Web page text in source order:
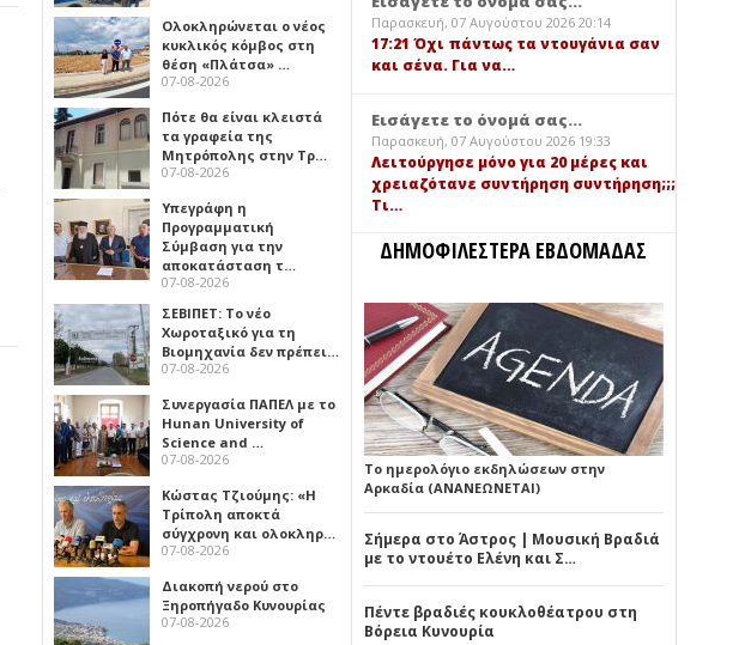
Ολοκληρώνεται ο νέος
κυκλικός κόμβος στη
θέση «Πλάτσα» …
07-08-2026
Πότε θα είναι κλειστά
τα γραφεία της
Μητρόπολης στην Τρ…
07-08-2026
Υπεγράφη η
Προγραμματική
Σύμβαση για την
αποκατάσταση τ…
07-08-2026
ΣΕΒΙΠΕΤ: Το νέο
Χωροταξικό για τη
Βιομηχανία δεν πρέπει…
07-08-2026
Συνεργασία ΠΑΠΕΛ με το
Hunan University of
Science and …
07-08-2026
Κώστας Τζιούμης: «Η
Τρίπολη αποκτά
σύγχρονη και ολοκληρ…
07-08-2026
Διακοπή νερού στο
Ξηροπήγαδο Κυνουρίας
07-08-2026
Παρασκευή, 07 Αυγούστου 2026 20:14
17:21 Όχι πάντως τα ντουγάνια σαν
και σένα. Για να…
Εισάγετε το όνομά σας...
Παρασκευή, 07 Αυγούστου 2026 19:33
Λειτούργησε μόνο για 20 μέρες και
χρειαζότανε συντήρηση συντήρηση;;;
Τι…
ΔΗΜΟΦΙΛΕΣΤΕΡΑ ΕΒΔΟΜΑΔΑΣ
Το ημερολόγιο εκδηλώσεων στην
Αρκαδία (ΑΝΑΝΕΩΝΕΤΑΙ)
Σήμερα στο Άστρος | Μουσική Βραδιά
με το ντουέτο Ελένη και Σ…
Πέντε βραδιές κουκλοθέατρου στη
Βόρεια Κυνουρία